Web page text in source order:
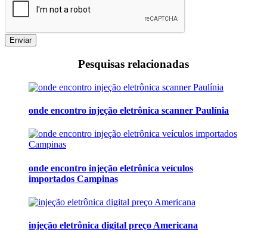
Enviar
Pesquisas relacionadas
onde encontro injeção eletrônica scanner Paulínia
onde encontro injeção eletrônica veículos
importados Campinas
injeção eletrônica digital preço Americana